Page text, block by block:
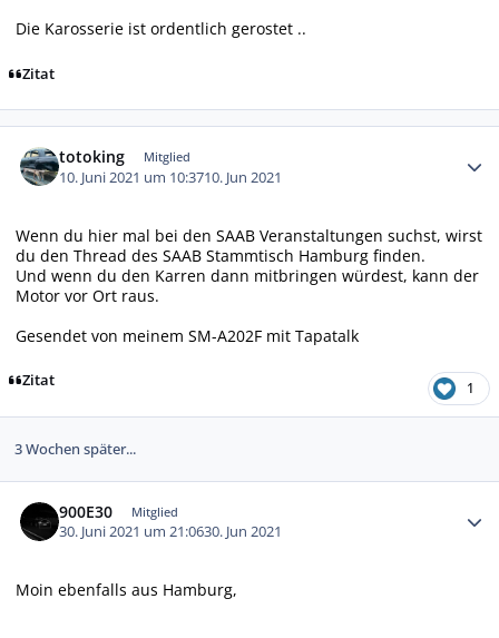
Die Karosserie ist ordentlich gerostet ..
Zitat
totoking Mitglied
10. Juni 2021 um 10:3710. Jun 2021
Wenn du hier mal bei den SAAB Veranstaltungen suchst, wirst
du den Thread des SAAB Stammtisch Hamburg finden.
Und wenn du den Karren dann mitbringen würdest, kann der
Motor vor Ort raus.
Gesendet von meinem SM-A202F mit Tapatalk
Zitat 1
3 Wochen später...
900E30 Mitglied
30. Juni 2021 um 21:0630. Jun 2021
Moin ebenfalls aus Hamburg,